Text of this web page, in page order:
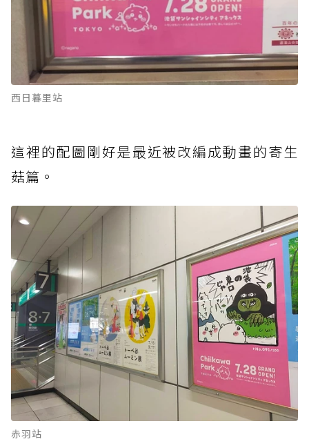
西日暮里站
這裡的配圖剛好是最近被改編成動畫的寄生
菇篇。
赤羽站